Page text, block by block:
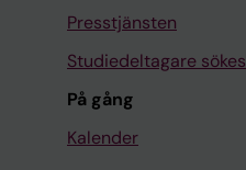
Presstjänsten
Studiedeltagare sökes
På gång
Kalender